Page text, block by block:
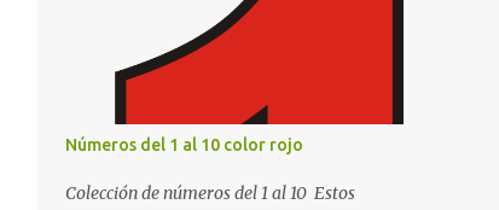
Números del 1 al 10 color rojo
Colección de números del 1 al 10 Estos